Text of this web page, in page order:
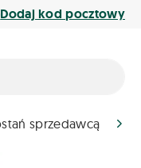
Dodaj kod pocztowy
sprzedawcą